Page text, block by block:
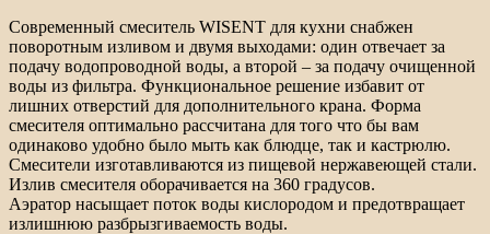
для
питьевой
воды
WISENT
оникс
Современный смеситель WISENT для кухни снабжен
поворотным изливом и двумя выходами: один отвечает за
подачу водопроводной воды, а второй – за подачу очищенной
воды из фильтра. Функциональное решение избавит от
лишних отверстий для дополнительного крана. Форма
смесителя оптимально рассчитана для того что бы вам
одинаково удобно было мыть как блюдце, так и кастрюлю.
Смесители изготавливаются из пищевой нержавеющей стали.
Излив смесителя оборачивается на 360 градусов.
Аэратор насыщает поток воды кислородом и предотвращает
излишнюю разбрызгиваемость воды.